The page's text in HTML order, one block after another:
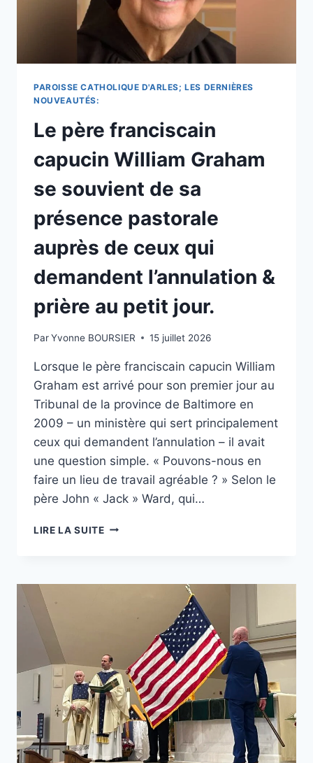
PAROISSE CATHOLIQUE D'ARLES; LES DERNIÈRES
NOUVEAUTÉS:
Le père franciscain
capucin William Graham
se souvient de sa
présence pastorale
auprès de ceux qui
demandent l’annulation &
prière au petit jour.
ParYvonne BOURSIER 15 juillet 2026
Lorsque le père franciscain capucin William
Graham est arrivé pour son premier jour au
Tribunal de la province de Baltimore en
2009 – un ministère qui sert principalement
ceux qui demandent l’annulation – il avait
une question simple. « Pouvons-nous en
faire un lieu de travail agréable ? » Selon le
père John « Jack » Ward, qui…
LIRE LA SUITELE
WILLIAM
SA
PRÉSENCE
PASTORALE
AUPRÈS
DE
CEUX
QUI